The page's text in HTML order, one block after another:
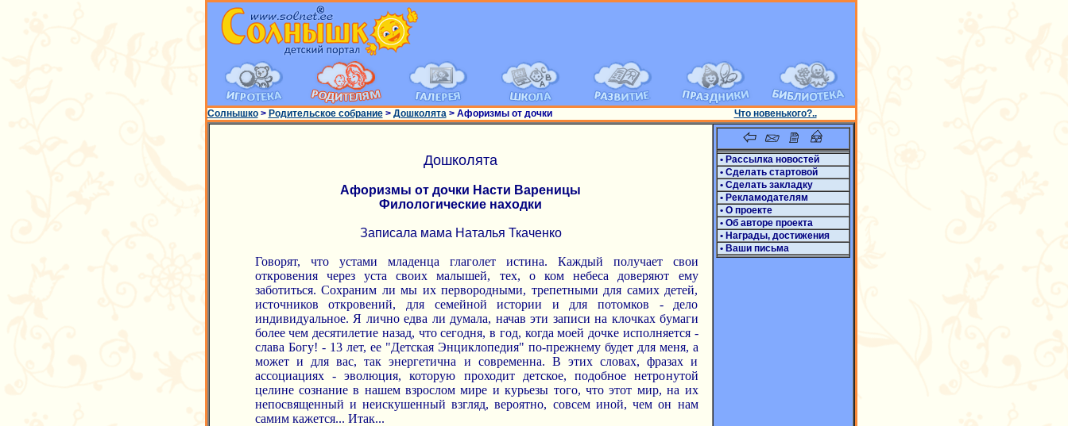
Солнышко> Родительское собрание> Дошколята> Афоризмы от дочки Что новенького?..
Дошколята
Афоризмы от дочки Насти Вареницы
Филологические находки
Записала мама Наталья Ткаченко
Говорят, что устами младенца глаголет истина. Каждый получает свои
откровения через уста своих малышей, тех, о ком небеса доверяют ему
заботиться. Сохраним ли мы их первородными, трепетными для самих детей,
источников откровений, для семейной истории и для потомков - дело
индивидуальное. Я лично едва ли думала, начав эти записи на клочках бумаги
более чем десятилетие назад, что сегодня, в год, когда моей дочке исполняется -
слава Богу! - 13 лет, ее "Детская Энциклопедия" по-прежнему будет для меня, а
может и для вас, так энергетична и современна. В этих словах, фразах и
ассоциациях - эволюция, которую проходит детское, подобное нетронутой
целине сознание в нашем взрослом мире и курьезы того, что этот мир, на их
непосвященный и неискушенный взгляд, вероятно, совсем иной, чем он нам
самим кажется... Итак...
• Рассылка новостей
• Сделать стартовой
• Сделать закладку
• Рекламодателям
• О проекте
• Об авторе проекта
• Награды, достижения
• Ваши письма